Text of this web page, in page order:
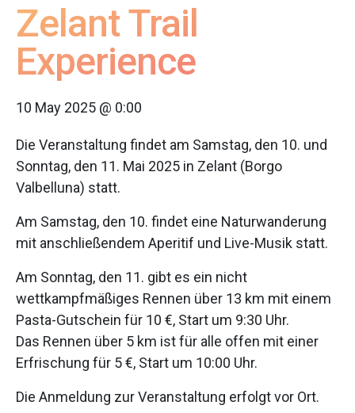
Zelant Trail
Experience
10 May 2025 @ 0:00
Die Veranstaltung findet am Samstag, den 10. und
Sonntag, den 11. Mai 2025 in Zelant (Borgo
Valbelluna) statt.
Am Samstag, den 10. findet eine Naturwanderung
mit anschließendem Aperitif und Live-Musik statt.
Am Sonntag, den 11. gibt es ein nicht
wettkampfmäßiges Rennen über 13 km mit einem
Pasta-Gutschein für 10 €, Start um 9:30 Uhr.
Das Rennen über 5 km ist für alle offen mit einer
Erfrischung für 5 €, Start um 10:00 Uhr.
Die Anmeldung zur Veranstaltung erfolgt vor Ort.